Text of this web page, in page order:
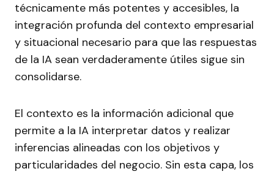
técnicamente más potentes y accesibles, la
integración profunda del contexto empresarial
y situacional necesario para que las respuestas
de la IA sean verdaderamente útiles sigue sin
consolidarse.
El contexto es la información adicional que
permite a la IA interpretar datos y realizar
inferencias alineadas con los objetivos y
particularidades del negocio. Sin esta capa, los